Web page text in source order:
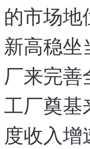
的市场地
新高，
稳坐
厂来完善
工厂奠基，
度收入